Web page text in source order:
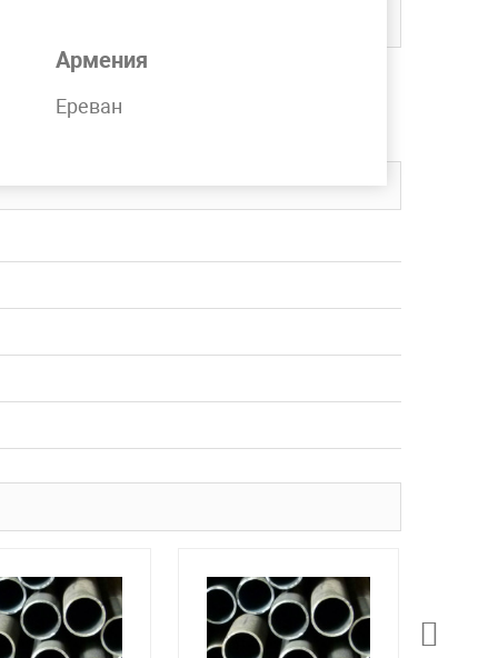
Армения
Ереван
складе компании MetPromKo.
в любой регион СНГ.